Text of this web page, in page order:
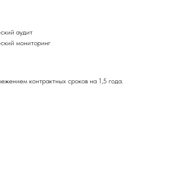
аудит
мониторинг
контрактных сроков на 1,5 года.